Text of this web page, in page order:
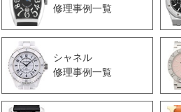
修理事例一覧
シャネル
修理事例一覧